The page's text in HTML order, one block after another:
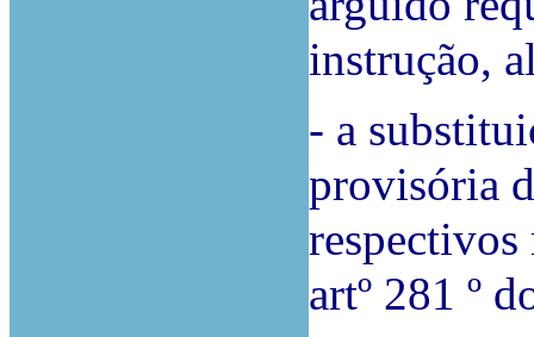
instrução,
- a
provisória
respectivos
artº 281 º